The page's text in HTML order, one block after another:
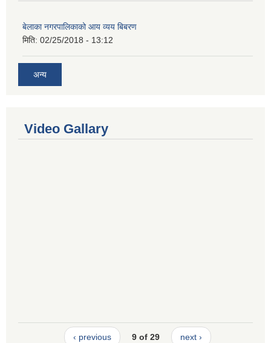
बेलाका नगरपालिकाको आय व्यय बिबरण
मिति: 02/25/2018 - 13:12
अन्य
Video Gallary
‹ previous 9 of 29 next ›